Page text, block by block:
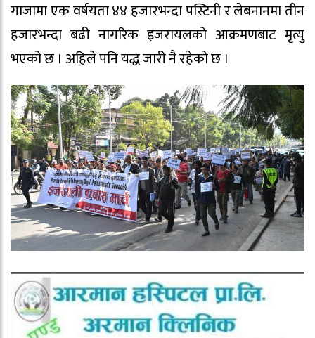
गाजामा एक वर्षयता ४४ हजारभन्दा पस्टिनी र लेबनानमा तीन
हजारभन्दा बढी नागरिक इजरायलको आक्रमणबाट मृत्यु
भएको छ । अहिले पनि यद्ध जारी नै रहेको छ ।